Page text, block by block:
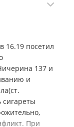
16.19 посетил
137 и
и
При